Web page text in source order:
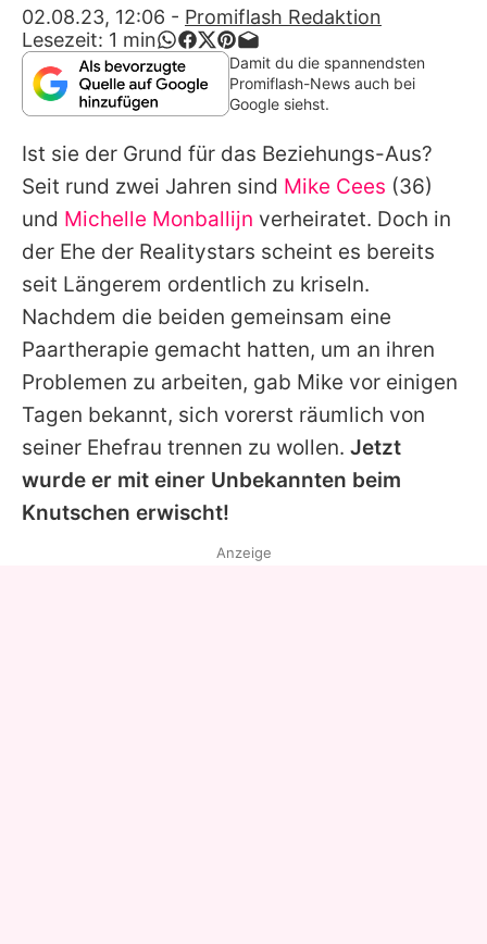
App runterladen
Team
Redaktionelle Richtlinien
Impressum
Datenschutzerklärung
Nutzungsbedingungen
Utiq verwalten
02.08.23, 12:06 - Promiflash Redaktion
Lesezeit: 1 min
Damit du die spannendsten
Promiflash-News auch bei
Google siehst.
Ist sie der Grund für das Beziehungs-Aus?
Seit rund zwei Jahren sind Mike Cees (36)
und Michelle Monballijn verheiratet. Doch in
der Ehe der Realitystars scheint es bereits
seit Längerem ordentlich zu kriseln.
Nachdem die beiden gemeinsam eine
Paartherapie gemacht hatten, um an ihren
Problemen zu arbeiten, gab Mike vor einigen
Tagen bekannt, sich vorerst räumlich von
seiner Ehefrau trennen zu wollen. Jetzt
wurde er mit einer Unbekannten beim
Knutschen erwischt!
Anzeige